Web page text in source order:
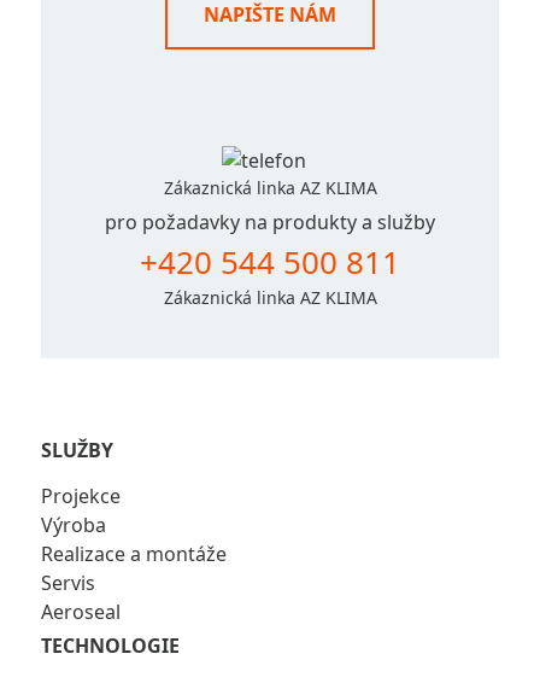
NAPIŠTE NÁM
Zákaznická linka AZ KLIMA
pro požadavky na produkty a služby
+420 544 500 811
Zákaznická linka AZ KLIMA
SLUŽBY
Projekce
Výroba
Realizace a montáže
Servis
Aeroseal
TECHNOLOGIE